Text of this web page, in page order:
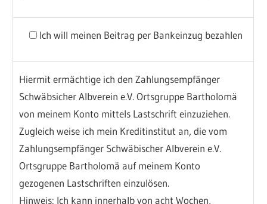
Ich will meinen Beitrag per Bankeinzug bezahlen
Hiermit ermächtige ich den Zahlungsempfänger
Schwäbsicher Albverein e.V. Ortsgruppe Bartholomä
von meinem Konto mittels Lastschrift einzuziehen.
Zugleich weise ich mein Kreditinstitut an, die vom
Zahlungsempfänger Schwäbischer Albverein e.V.
Ortsgruppe Bartholomä auf meinem Konto
gezogenen Lastschriften einzulösen.
Hinweis: Ich kann innerhalb von acht Wochen,